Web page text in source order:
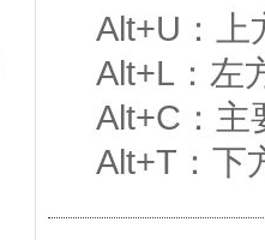
Alt+U：上
Alt+L：左
Alt+C：主
Alt+T：下